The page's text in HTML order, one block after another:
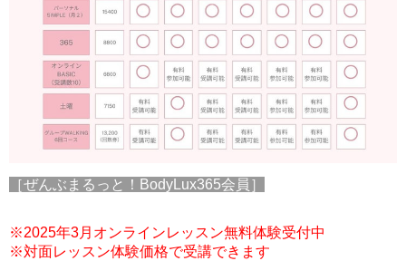
［ぜんぶまるっと！BodyLux365会員］
※2025年3月オンラインレッスン無料体験受付中
※対面レッスン体験価格で受講できます